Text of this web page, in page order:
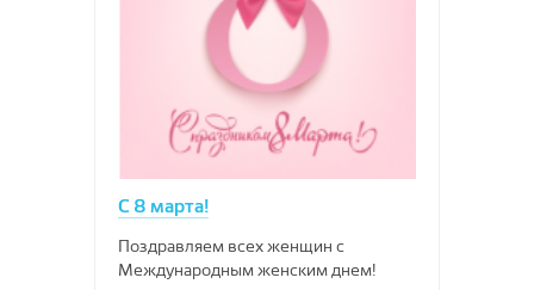
С 8 марта!
Поздравляем всех женщин с
Международным женским днем!